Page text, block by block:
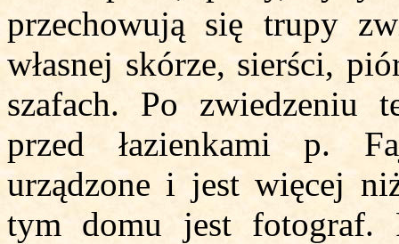
przechowują się trupy
własnej skórze, sierści,
szafach. Po zwiedzeniu
przed łazienkami p.
urządzone i jest więcej
tym domu jest fotograf.